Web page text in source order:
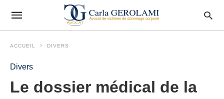
ACCUEIL DIVERS
Divers
Le dossier médical de la